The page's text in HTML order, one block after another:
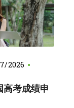
2026
考成绩申